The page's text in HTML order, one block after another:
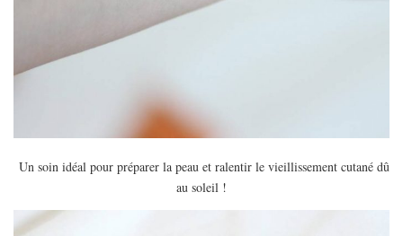
Un soin idéal pour préparer la peau et ralentir le vieillissement cutané dû
au soleil !